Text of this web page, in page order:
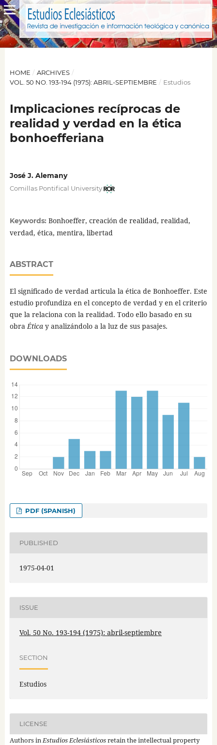
HOME / ARCHIVES /
VOL. 50 NO. 193-194 (1975): ABRIL-SEPTIEMBRE / Estudios
Implicaciones recíprocas de
realidad y verdad en la ética
bonhoefferiana
José J. Alemany
Comillas Pontifical University
Keywords: Bonhoeffer, creación de realidad, realidad,
verdad, ética, mentira, libertad
ABSTRACT
El significado de verdad articula la ética de Bonhoeffer. Este
estudio profundiza en el concepto de verdad y en el criterio
que la relaciona con la realidad. Todo ello basado en su
obra Éticay analizándolo a la luz de sus pasajes.
DOWNLOADS
PDF (SPANISH)
PUBLISHED
1975-04-01
ISSUE
Vol. 50 No. 193-194 (1975): abril-septiembre
SECTION
Estudios
LICENSE
Authors inEstudios Eclesiásticosretain the intellectual property